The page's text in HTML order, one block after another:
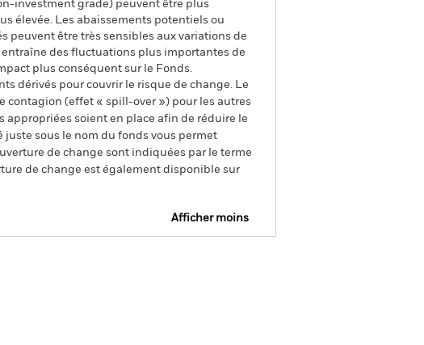
investment grade) peuvent être plus
élevée. Les abaissements potentiels ou
peuvent être très sensibles aux variations de
des fluctuations plus importantes de
plus conséquent sur le Fonds.
dérivés pour couvrir le risque de change. Le
contagion (effet « spill-over ») pour les autres
appropriées soient en place afin de réduire le
sous le nom du fonds vous permet
de change sont indiquées par le terme
de change est également disponible sur
Afficher moins